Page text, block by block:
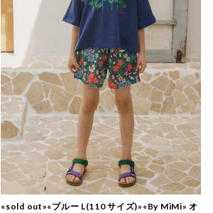
«sold out»«ブルー L(110 サイズ)»«By MiMi» オ